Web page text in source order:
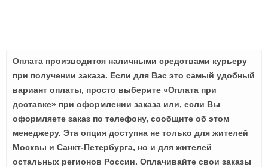
Оплата производится наличными средствами курьеру
при получении заказа. Если для Вас это самый удобный
вариант оплаты, просто выберите «Оплата при
доставке» при оформлении заказа или, если Вы
оформляете заказ по телефону, сообщите об этом
менеджеру. Эта опция доступна не только для жителей
Москвы и Санкт-Петербурга, но и для жителей
остальных регионов России. Оплачивайте свои заказы